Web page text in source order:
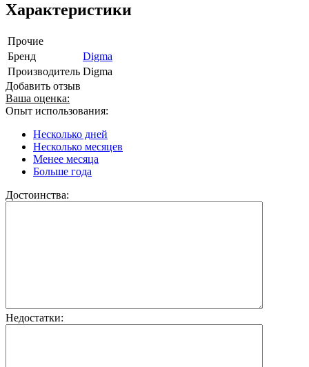
Характеристики
Прочие
Бренд
Digma
Производитель Digma
Добавить отзыв
Ваша оценка:
Опыт использования:
Несколько дней
Несколько месяцев
Менее месяца
Больше года
Достоинства:
Недостатки: